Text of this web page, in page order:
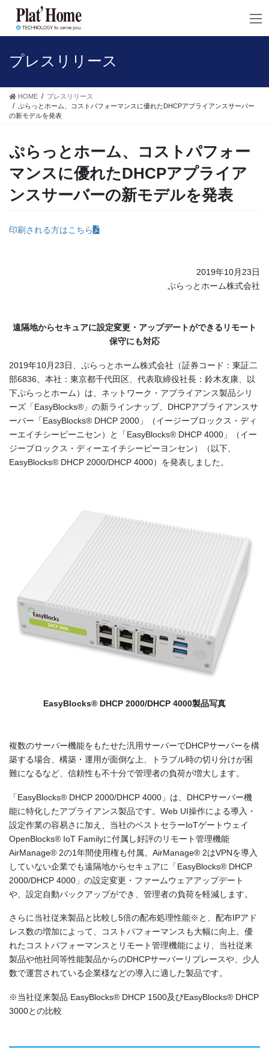
プレスリリース
HOME
プレスリリース
ぷらっとホーム、コストパフォーマンスに優れたDHCPアプライアンスサーバー
の新モデルを発表
ぷらっとホーム、コストパフォー
マンスに優れたDHCPアプライア
ンスサーバーの新モデルを発表
印刷される方はこちら
2019年10月23日
ぷらっとホーム株式会社
遠隔地からセキュアに設定変更・アップデートができるリモート
保守にも対応
2019年10月23日、ぷらっとホーム株式会社（証券コード：東証二
部6836、本社：東京都千代田区、代表取締役社長：鈴木友康、以
下ぷらっとホーム）は、ネットワーク・アプライアンス製品シリ
ーズ「EasyBlocks®」の新ラインナップ、DHCPアプライアンスサ
ーバー「EasyBlocks® DHCP 2000」（イージーブロックス・ディ
ーエイチシーピーニセン）と「EasyBlocks® DHCP 4000」（イー
ジーブロックス・ディーエイチシーピーヨンセン）（以下、
EasyBlocks® DHCP 2000/DHCP 4000）を発表しました。
EasyBlocks® DHCP 2000/DHCP 4000製品写真
複数のサーバー機能をもたせた汎用サーバーでDHCPサーバーを構
築する場合、構築・運用が面倒な上、トラブル時の切り分けが困
難になるなど、信頼性も不十分で管理者の負荷が増大します。
「EasyBlocks® DHCP 2000/DHCP 4000」は、DHCPサーバー機
能に特化したアプライアンス製品です。Web UI操作による導入・
設定作業の容易さに加え、当社のベストセラーIoTゲートウェイ
OpenBlocks® IoT Familyに付属し好評のリモート管理機能
AirManage® 2の1年間使用権も付属。AirManage® 2はVPNを導入
していない企業でも遠隔地からセキュアに「EasyBlocks® DHCP
2000/DHCP 4000」の設定変更・ファームウェアアップデート
や、設定自動バックアップができ、管理者の負荷を軽減します。
さらに当社従来製品と比較し5倍の配布処理性能※と、配布IPアド
レス数の増加によって、コストパフォーマンスも大幅に向上。優
れたコストパフォーマンスとリモート管理機能により、当社従来
製品や他社同等性能製品からのDHCPサーバーリプレースや、少人
数で運営されている企業様などの導入に適した製品です。
※当社従来製品 EasyBlocks® DHCP 1500及びEasyBlocks® DHCP
3000との比較